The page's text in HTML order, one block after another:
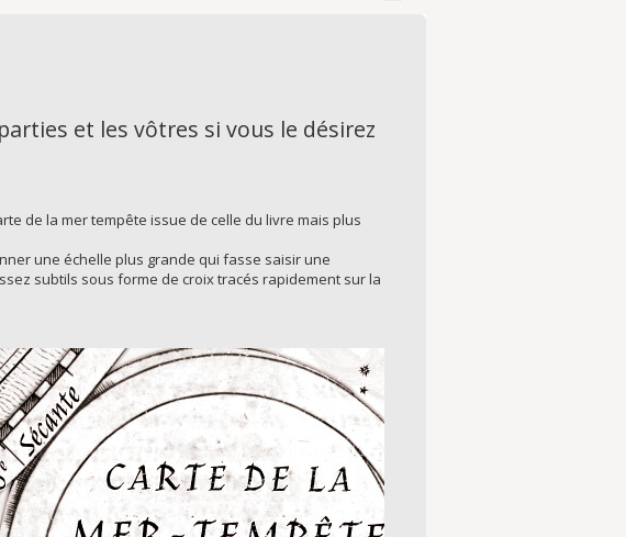
et les vôtres si vous le désirez
de la mer tempête issue de celle du livre mais plus
une échelle plus grande qui fasse saisir une
subtils sous forme de croix tracés rapidement sur la